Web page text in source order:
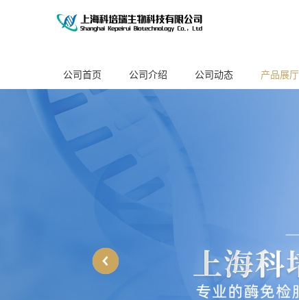
公司首页 公司介绍 公司动态 产品展厅